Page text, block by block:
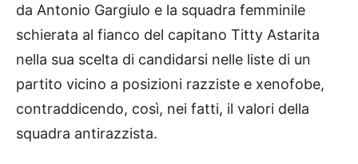
da Antonio Gargiulo e la squadra femminile
schierata al fianco del capitano Titty Astarita
nella sua scelta di candidarsi nelle liste di un
partito vicino a posizioni razziste e xenofobe,
contraddicendo, così, nei fatti, il valori della
squadra antirazzista.